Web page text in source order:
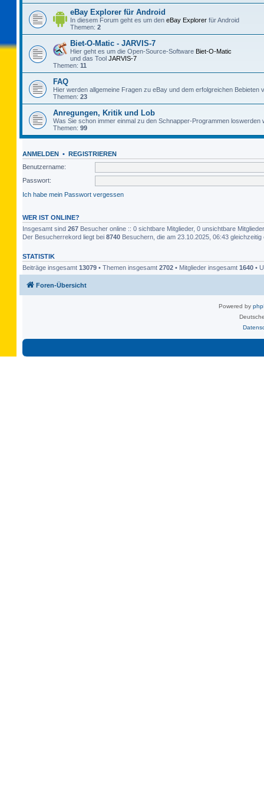
eBay Explorer für Android
In diesem Forum geht es um den eBay Explorer für Android
Themen: 2
Biet-O-Matic - JARVIS-7
Hier geht es um die Open-Source-Software Biet-O-Matic
und das Tool JARVIS-7
Themen: 11
FAQ
Hier werden allgemeine Fragen zu eBay und dem erfolgreichen Bebieten
Themen: 23
Anregungen, Kritik und Lob
Was Sie schon immer einmal zu den Schnapper-Programmen loswerden
Themen: 99
ANMELDEN • REGISTRIEREN
Benutzername:
Passwort:
Ich habe mein Passwort vergessen
WER IST ONLINE?
Insgesamt sind 267 Besucher online :: 0 sichtbare Mitglieder, 0 unsichtbare
Der Besucherrekord liegt bei 8740 Besuchern, die am 23.10.2025, 06:43 gleichzeitig
STATISTIK
Beiträge insgesamt 13079 • Themen insgesamt 2702 • Mitglieder insgesamt 1640 •
Foren-Übersicht
Powered by